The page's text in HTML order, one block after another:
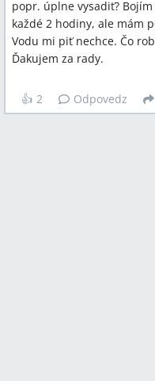
popr. úplne vysadiť?
každé 2 hodiny, ale mám
Vodu mi piť nechce. Čo
Ďakujem za rady.
👍 2 Odpovedz